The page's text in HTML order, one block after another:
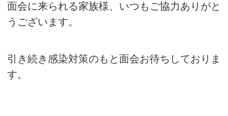
面会に来られる家族様、いつもご協力ありがと
うございます。
引き続き感染対策のもと面会お待ちしておりま
す。